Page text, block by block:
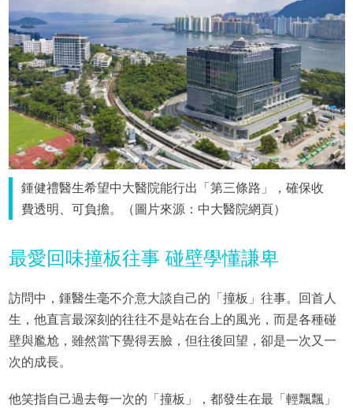
鍾健禮醫生希望中大醫院能行出「第三條路」，確保收
費透明、可負擔。（圖片來源：中大醫院網頁）
最愛回味撞板往事 碰壁學懂謙卑
訪問中，鍾醫生毫不介意大談自己的「撞板」往事。回首人
生，他直言最深刻的往往不是站在台上的風光，而是各種碰
壁與尷尬，雖然當下覺得丟臉，但往後回望，卻是一次又一
次的成長。
他笑指自己過去每一次的「撞板」，都發生在最「輕飄飄」